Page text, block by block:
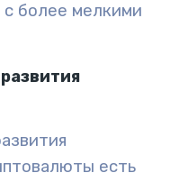
более мелкими
есть